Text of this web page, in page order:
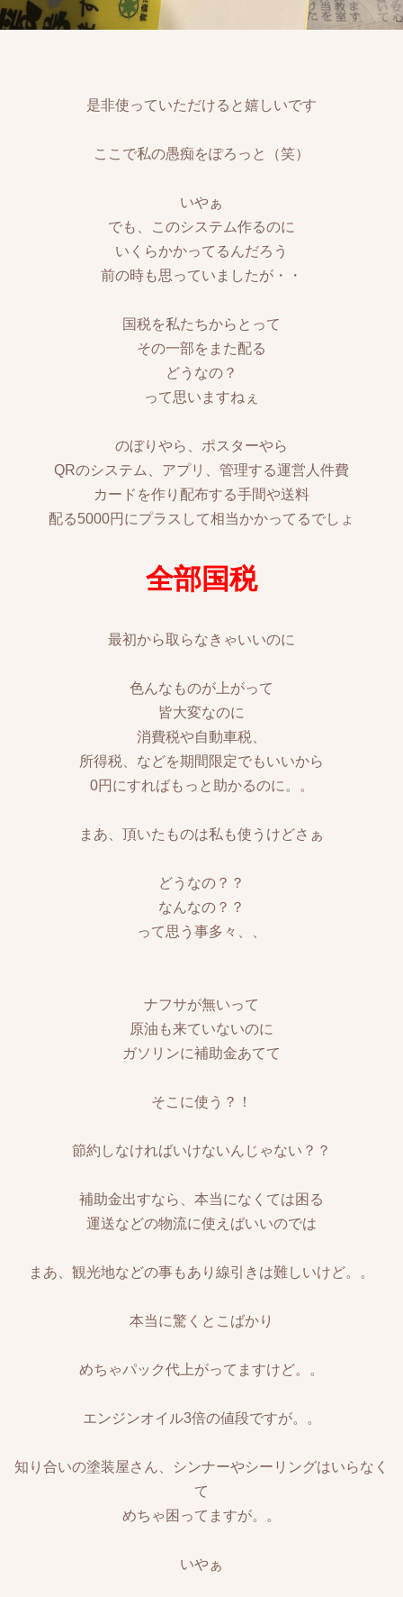
是非使っていただけると嬉しいです
ここで私の愚痴をぽろっと（笑）
いやぁ
でも、このシステム作るのに
いくらかかってるんだろう
前の時も思っていましたが・・
国税を私たちからとって
その一部をまた配る
どうなの？
って思いますねぇ
のぼりやら、ポスターやら
QRのシステム、アプリ、管理する運営人件費
カードを作り配布する手間や送料
配る5000円にプラスして相当かかってるでしょ
全部国税
最初から取らなきゃいいのに
色んなものが上がって
皆大変なのに
消費税や自動車税、
所得税、などを期間限定でもいいから
0円にすればもっと助かるのに。。
まあ、頂いたものは私も使うけどさぁ
どうなの？？
なんなの？？
って思う事多々、、
ナフサが無いって
原油も来ていないのに
ガソリンに補助金あてて
そこに使う？！
節約しなければいけないんじゃない？？
補助金出すなら、本当になくては困る
運送などの物流に使えばいいのでは
まあ、観光地などの事もあり線引きは難しいけど。。
本当に驚くとこばかり
めちゃパック代上がってますけど。。
エンジンオイル3倍の値段ですが。。
知り合いの塗装屋さん、シンナーやシーリングはいらなく
て
めちゃ困ってますが。。
いやぁ